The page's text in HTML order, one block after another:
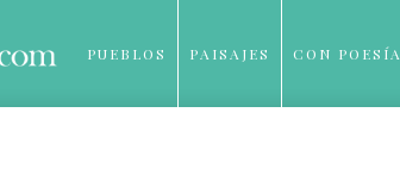
PUEBLOS PAISAJES CON POESÍA